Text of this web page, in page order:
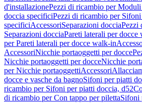
d'installazionePezzi di ricambio per
doccia specificiPezzi di ricambio per Sifoni
specificiAccessoriSeparazioni docciaPezzi
Separazioni docciaPareti laterali per docce
per Pareti laterali per docce walk-in
AccessoriNicchie portaoggetti per docce
Nicchie portaoggetti per docceNicchie
per Nicchie portaoggettiAccessori
docce e vasche da bagnoSifoni per piatti
ricambio per Sifoni per piatti doccia, d52
di ricambio per Con tappo per pilettaSifoni